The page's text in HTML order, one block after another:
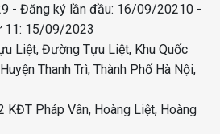
- Đăng ký lần đầu: 16/09/20210 -
11: 15/09/2023
Liệt, Đường Tựu Liệt, Khu Quốc
Thanh Trì, Thành Phố Hà Nội,
KĐT Pháp Vân, Hoàng Liệt, Hoàng